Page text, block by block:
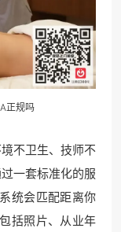
正规吗
不卫生、技师不
一套标准化的服
统会匹配距离你
括照片、从业年